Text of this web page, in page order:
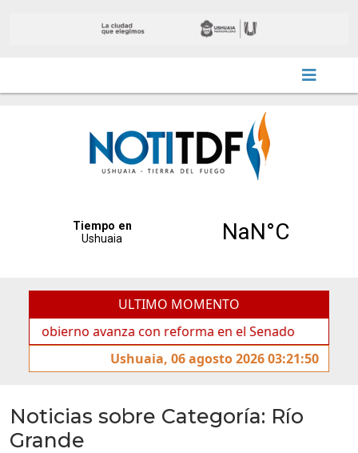
ULTIMO MOMENTO
con reforma en el Senado
Ideas de los jóvenes
Ushuaia, 06 agosto 2026 03:21:50
Noticias sobre Categoría: Río
Grande